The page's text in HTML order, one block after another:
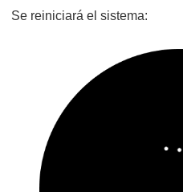
Se reiniciará el sistema: